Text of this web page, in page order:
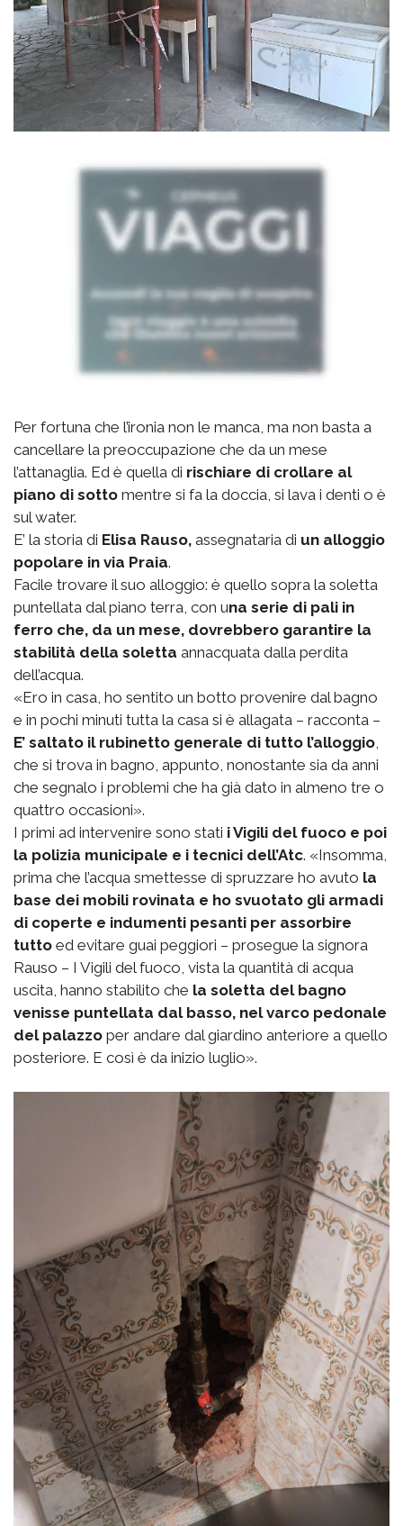
Per fortuna che l’ironia non le manca, ma non basta a
cancellare la preoccupazione che da un mese
l’attanaglia. Ed è quella di rischiare di crollare al
piano di sotto mentre si fa la doccia, si lava i denti o è
sul water.
E’ la storia di Elisa Rauso, assegnataria di un alloggio
popolare in via Praia.
Facile trovare il suo alloggio: è quello sopra la soletta
puntellata dal piano terra, con una serie di pali in
ferro che, da un mese, dovrebbero garantire la
stabilità della soletta annacquata dalla perdita
dell’acqua.
«Ero in casa, ho sentito un botto provenire dal bagno
e in pochi minuti tutta la casa si è allagata – racconta –
E’ saltato il rubinetto generale di tutto l’alloggio
che si trova in bagno, appunto, nonostante sia da anni
che segnalo i problemi che ha già dato in almeno tre o
quattro occasioni».
I primi ad intervenire sono stati i Vigili del fuoco e poi
la polizia municipale e i tecnici dell’Atc. «Insomma,
prima che l’acqua smettesse di spruzzare ho avuto la
base dei mobili rovinata e ho svuotato gli armadi
di coperte e indumenti pesanti per assorbire
tutto ed evitare guai peggiori – prosegue la signora
Rauso – I Vigili del fuoco, vista la quantità di acqua
uscita, hanno stabilito che la soletta del bagno
venisse puntellata dal basso, nel varco pedonale
del palazzo per andare dal giardino anteriore a quello
posteriore. E così è da inizio luglio».